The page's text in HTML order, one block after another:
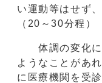
い運動等はせず
（20～30分程）
体調の変化に
ようなことがあ
に医療機関を受